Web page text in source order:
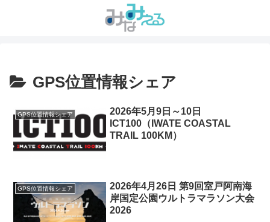
GPS位置情報シェア
GPS位置情報シェア
2026年5月9日～10日
ICT100（IWATE COASTAL
TRAIL 100KM）
GPS位置情報シェア
2026年4月26日 第9回室戸阿南海
岸国定公園ウルトラマラソン大会
2026